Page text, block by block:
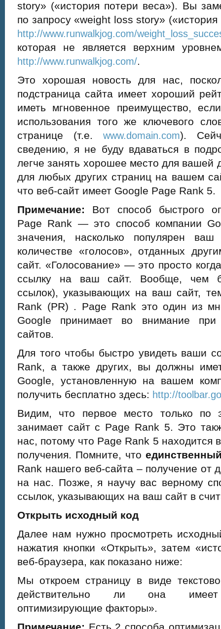
story» («история потери веса»). Вы
по запросу «weight loss story»
http://www.runwalkjog.com/
которая не является верхним
http://www.runwalkjog.com/.
Это хорошая новость для нас,
подстраница сайта имеет хороший
иметь мгновенное преимущество,
использования того же ключевого
странице (т.е. www.domain.com).
сведению, я не буду вдаваться в
легче занять хорошее место для
для любых других страниц на вашем
что веб-сайт имеет Google Page Rank 5.
Примечание: Вот способ быстрого
Page Rank — это способ компании
значения, насколько популярен
количестве «голосов», отданных
сайт. «Голосование» — это просто
ссылку на ваш сайт. Вообще, чем
ссылок), указывающих на ваш сайт,
Rank (PR) . Page Rank это один из
Google принимает во внимание при
сайтов.
Для того чтобы быстро увидеть ваши
Rank, а также других, вы должны
Google, установленную на вашем
получить бесплатно здесь: http://
Видим, что первое место только по
занимает сайт с Page Rank 5. Это
нас, потому что Page Rank 5 находится
получения. Помните, что
Rank нашего веб-сайта – получение от
на нас. Позже, я научу вас верному
ссылок, указывающих на ваш сайт в
Открыть исходный код
Далее нам нужно просмотреть
нажатия кнопки «Открыть», затем
веб-браузера, как показано ниже:
Мы откроем страницу в виде
действительно ли она имеет
оптимизирующие факторы».